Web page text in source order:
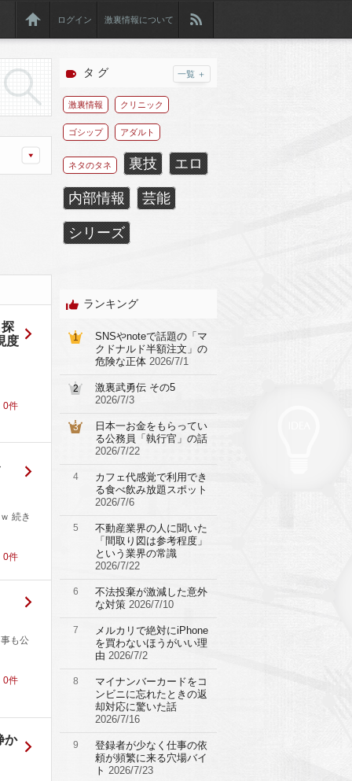
ログイン 激裏情報について
度
0件
続き
0件
も公
0件
か
タ グ 一覧 ＋
激裏情報 クリニック
ゴシップ アダルト
ネタのタネ 裏技 エロ
内部情報 芸能
シリーズ
ランキング
1
SNSやnoteで話題の「マ
クドナルド半額注文」の
危険な正体 2026/7/1
2
激裏武勇伝 その5
2026/7/3
3
日本一お金をもらってい
る公務員「執行官」の話
2026/7/22
4
カフェ代感覚で利用でき
る食べ飲み放題スポット
2026/7/6
5
不動産業界の人に聞いた
「間取り図は参考程度」
という業界の常識
2026/7/22
6
不法投棄が激減した意外
な対策 2026/7/10
7
メルカリで絶対にiPhone
を買わないほうがいい理
由 2026/7/2
8
マイナンバーカードをコ
ンビニに忘れたときの返
却対応に驚いた話
2026/7/16
9
登録者が少なく仕事の依
頼が頻繁に来る穴場バイ
ト 2026/7/23